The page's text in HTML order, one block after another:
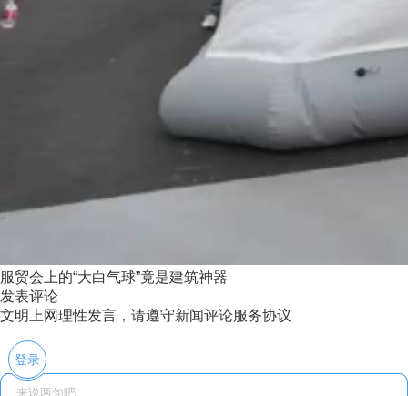
服贸会上的“大白气球”竟是建筑神器
发表评论
文明上网理性发言，请遵守新闻评论服务协议
登录